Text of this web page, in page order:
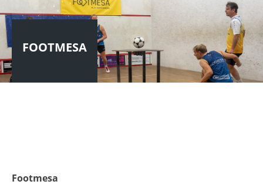
FOOTMESA
Footmesa